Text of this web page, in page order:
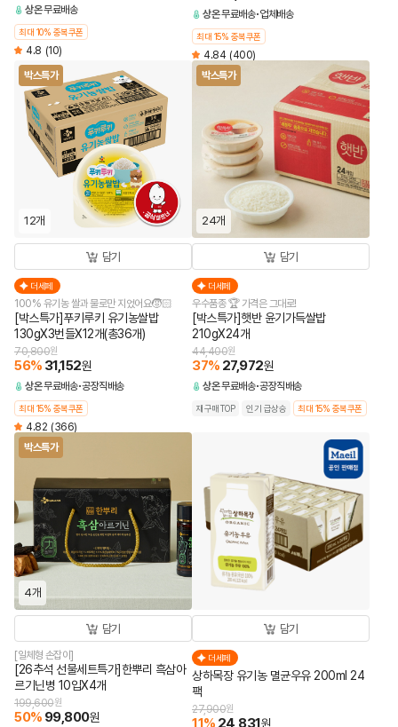
상온무료배송
최대 10% 중복쿠폰
4.8 (10)
상온무료배송 업체배송
최대 15% 중복쿠폰
4.84 (400)
박스특가
12개
담기
더세페
100% 유기농 쌀과 물로만 지었어요🧒🏻
[박스특가]푸키루키 유기농쌀밥
130gX3번들X12개(총36개)
70,800원
56% 31,152원
상온무료배송 공장직배송
최대 15% 중복쿠폰
4.82 (366)
박스특가
24개
담기
더세페
우수품종 🏆 가격은 그대로!
[박스특가]햇반 윤기가득쌀밥
210gX24개
44,400원
37% 27,972원
상온무료배송 공장직배송
재구매TOP 인기 급상승 최대 15% 중복쿠폰
박스특가
4개
담기
[일체형 손잡이]
[26추석 선물세트특가]한뿌리 흑삼아
르기닌병 10입X4개
199,600원
50% 99,800원
담기
더세페
상하목장 유기농 멸균우유 200ml 24
팩
27,900원
11% 24,831원